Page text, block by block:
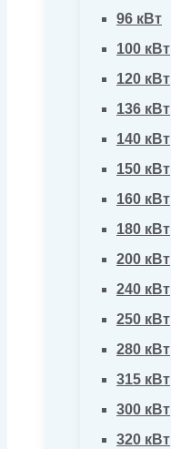
96 кВт
100 кВт
120 кВт
136 кВт
140 кВт
150 кВт
160 кВт
180 кВт
200 кВт
240 кВт
250 кВт
280 кВт
315 кВт
300 кВт
320 кВт